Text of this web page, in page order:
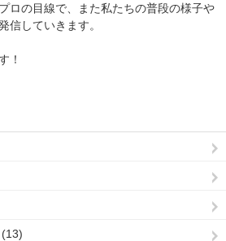
ロの目線で、また私たちの普段の様子や
信していきます。
！